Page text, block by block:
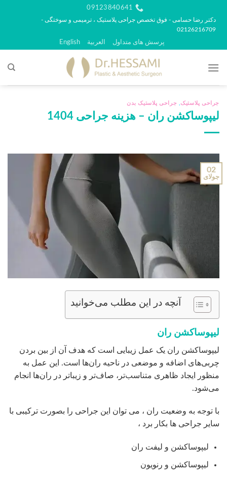
محتوا
09123840641
دکتر رضا حسامی - فوق تخصص جراحی پلاستیک ، ترمیمی و سوختگی -
02126216709
پرسش های متداول العربية English
جراحی پلاستیک جراحی پلاستیک بدن
لیپوساکشن ران – هزینه جراحی 1404
02
جولای
آنچه در این مطلب می‌خوانید
لیپوساکشن ران
لیپوساکشن ران یک عمل زیبایی است که هدف آن از بین بردن
چربی‌های اضافه و موضعی در ناحیه ران‌ها است. این عمل به
منظور ایجاد ظاهری متناسب‌تر، صاف‌تر و زیباتر در ران‌ها انجام
می‌شود.
با توجه به وضعیت ران ، می توان این جراحی را بصورت ترکیبی با
سایر جراحی ها بکار برد ،
لیپوساکشن و لیفت ران
لیپوساکشن و رنویون